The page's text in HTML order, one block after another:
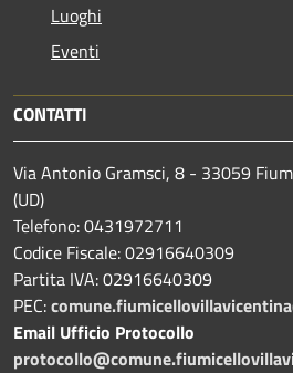
Luoghi
Eventi
CONTATTI
Via Antonio Gramsci, 8 - 33059
(UD)
Telefono: 0431972711
Codice Fiscale: 02916640309
Partita IVA: 02916640309
PEC:
Email Ufficio Protocollo